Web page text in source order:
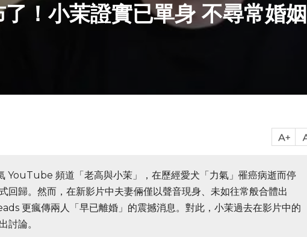
！小茉證實已單身 不尋常婚姻
YouTube 頻道「老高與小茉」，在歷經愛犬「力氣」罹癌病逝而停
回歸。然而，在新影片中夫妻倆僅以聲音現身、未如往常般合體出
更瘋傳兩人「早已離婚」的震撼消息。對此，小茉過去在影片中的
討論。